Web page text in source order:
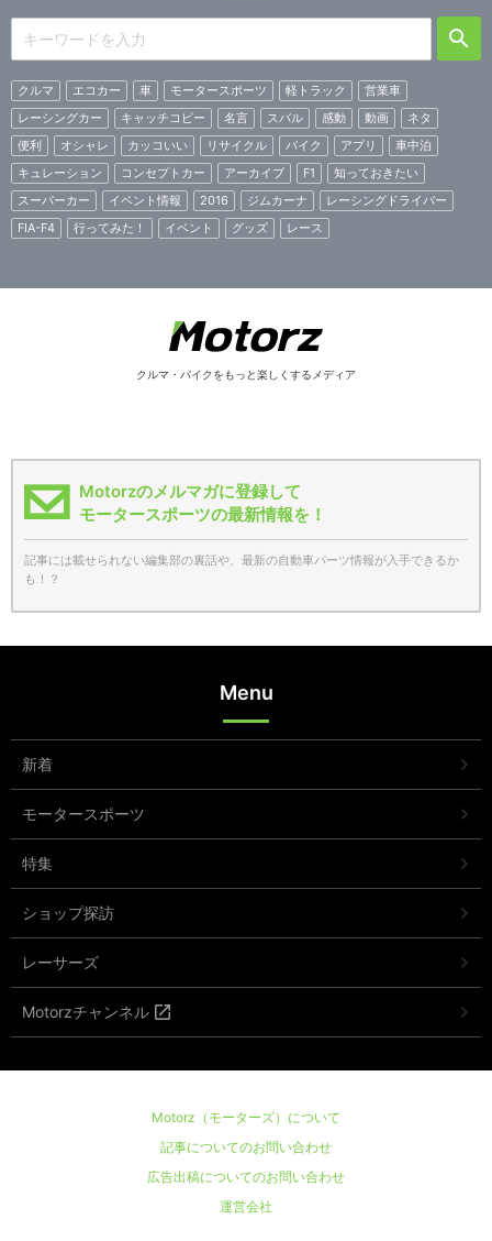
クルマ エコカー 車 モータースポーツ 軽トラック
営業車
レーシングカー
キャッチコピー 名言 スバル 感動 動画
ネタ
便利
オシャレ カッコいい リサイクル バイク アプリ
車中泊
キュレーション
コンセプトカー アーカイブ F1
知っておきたい
スーパーカー
イベント情報 2016 ジムカーナ
レーシングドライバー
FIA-F4
行ってみた！ イベント グッズ レース
クルマ・バイクをもっと楽しくするメディア
Motorzのメルマガに登録して
モータースポーツの最新情報を！
記事には載せられない編集部の裏話や、最新の自動車パーツ情報が入手できるか
も！？
Menu
新着
モータースポーツ
特集
ショップ探訪
レーサーズ
Motorzチャンネル
Motorz（モーターズ）について
記事についてのお問い合わせ
広告出稿についてのお問い合わせ
運営会社